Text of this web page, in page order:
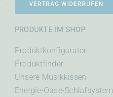
VERTRAG WIDERRUFEN
PRODUKTE IM SHOP
Produktkonfigurator
Produktfinder
Unsere Musikkissen
Energie-Oase-Schlafsystem